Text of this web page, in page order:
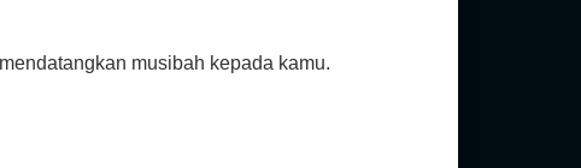
musibah kepada kamu.